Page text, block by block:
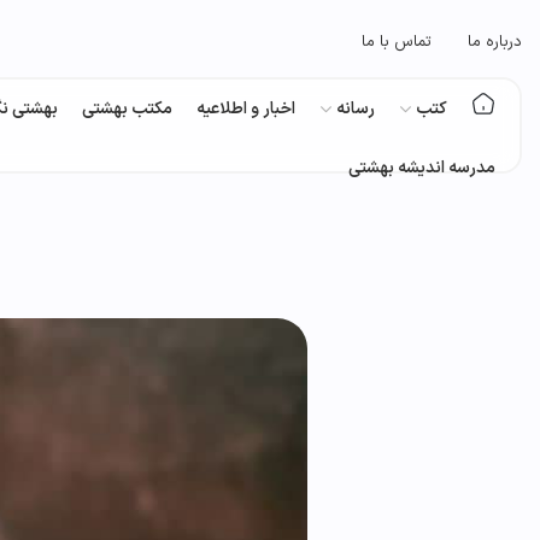
درباره ما تماس با ما
کتب رسانه اخبار و اطلاعیه مکتب بهشتی بهشتی
مدرسه اندیشه بهشتی